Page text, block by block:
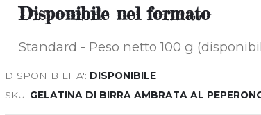
Disponibile nel formato
Standard - Peso netto 100 g
DISPONIBILITA': DISPONIBILE
SKU GELATINA DI BIRRA AMBRATA AL